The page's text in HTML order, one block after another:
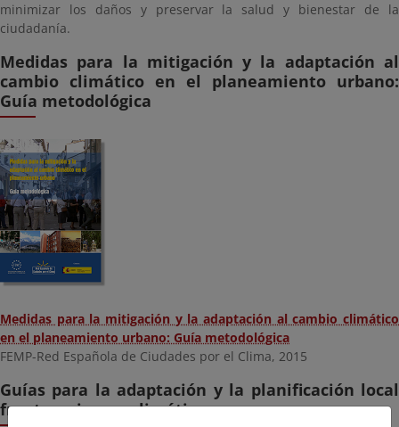
minimizar los daños y preservar la salud y bienestar de la
ciudadanía.
Medidas para la mitigación y la adaptación al
cambio climático en el planeamiento urbano:
Guía metodológica
Medidas para la mitigación y la adaptación al cambio climático
en el planeamiento urbano: Guía metodológica
FEMP-Red Española de Ciudades por el Clima, 2015
Guías para la adaptación y la planificación local
frente a riesgos climáticos